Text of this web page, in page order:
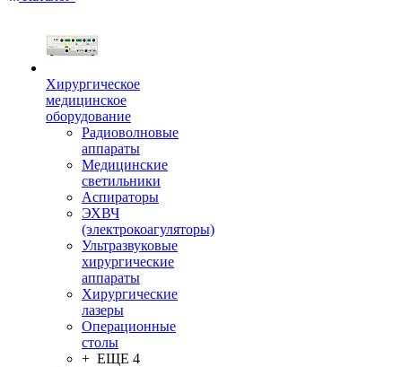
Хирургическое
медицинское
оборудование
Радиоволновые
аппараты
Медицинские
светильники
Аспираторы
ЭХВЧ
(электрокоагуляторы)
Ультразвуковые
хирургические
аппараты
Хирургические
лазеры
Операционные
столы
+ ЕЩЕ 4